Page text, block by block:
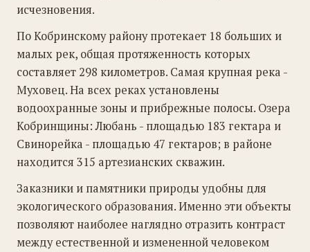
исчезновения.
По Кобринскому району протекает 18 больших и
малых рек, общая протяженность которых
составляет 298 километров. Самая крупная река -
Муховец. На всех реках установлены
водоохранные зоны и прибрежные полосы. Озера
Кобринщины: Любань - площадью 183 гектара и
Свинорейка - площадью 47 гектаров; в районе
находится 315 артезианских скважин.
Заказники и памятники природы удобны для
экологического образования. Именно эти объекты
позволяют наиболее наглядно отразить контраст
между естественной и измененной человеком